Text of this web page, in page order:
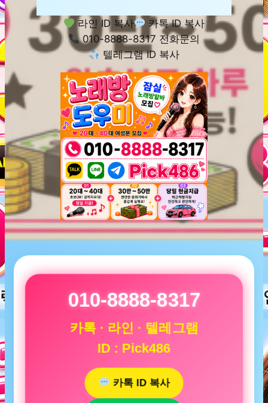
라인 ID 복사
카톡 ID 복사
010-8888-8317 전화문의
텔레그램 ID 복사
010-8888-8317
카톡 · 라인 · 텔레그램
ID : Pick486
카톡 ID 복사